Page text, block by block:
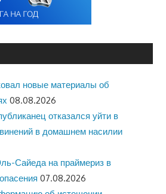
новые материалы об
08.08.2026
отказался уйти в
в домашнем насилии
Сайеда на праймериз в
07.08.2026